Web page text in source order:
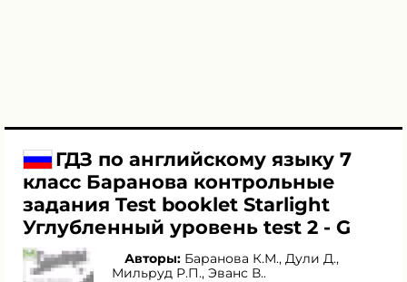
ГДЗ по английскому языку 7
класс Баранова контрольные
задания Test booklet Starlight
Углубленный уровень test 2 - G
Авторы: Баранова К.М., Дули Д.,
Мильруд Р.П., Эванс В..